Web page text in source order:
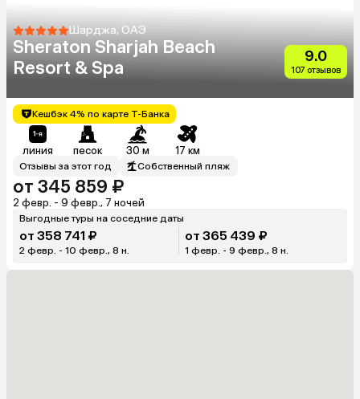
Шарджа, ОАЭ
Sheraton Sharjah Beach
Resort & Spa
9.0
107 отзывов
Кешбэк 4% по карте Т-Банка
линия песок 30 м 17 км
Отзывы за этот год Собственный пляж
от 345 859 ₽
2 февр. - 9 февр., 7 ночей
Выгодные туры на соседние даты
от 358 741 ₽
2 февр. - 10 февр., 8 н.
от 365 439 ₽
1 февр. - 9 февр., 8 н.